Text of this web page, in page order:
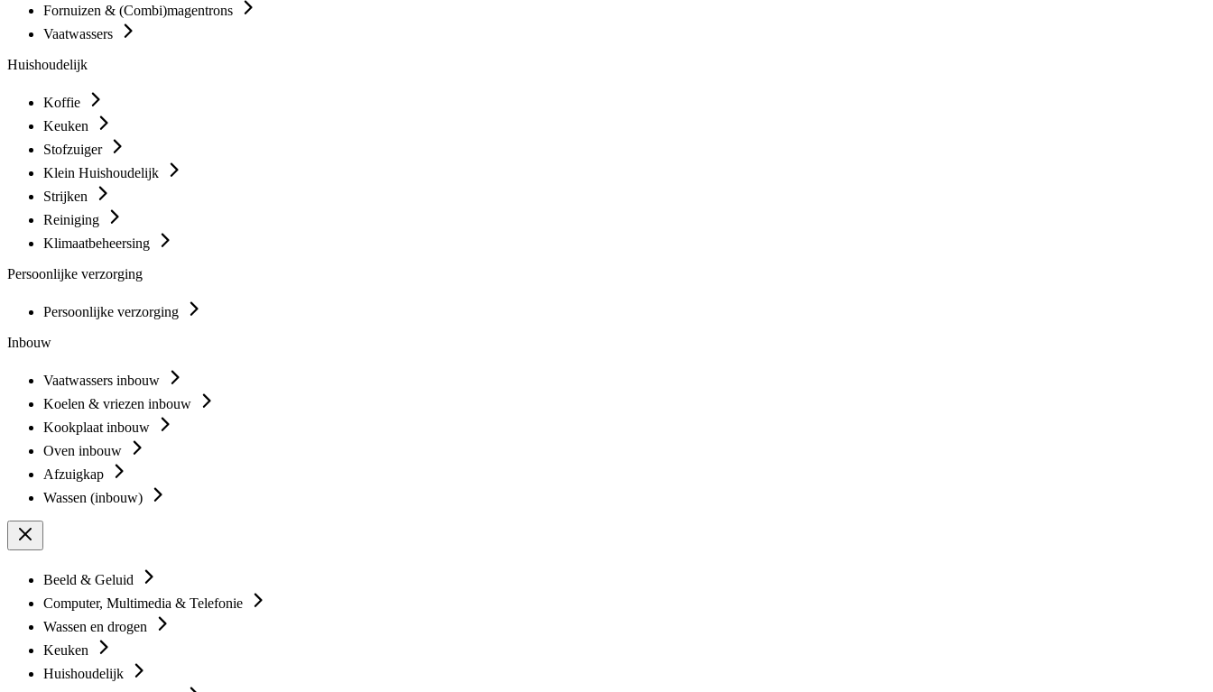
Fornuizen & (Combi)magentrons
Vaatwassers
Huishoudelijk
Koffie
Keuken
Stofzuiger
Klein Huishoudelijk
Strijken
Reiniging
Klimaatbeheersing
Persoonlijke verzorging
Persoonlijke verzorging
Inbouw
Vaatwassers inbouw
Koelen & vriezen inbouw
Kookplaat inbouw
Oven inbouw
Afzuigkap
Wassen (inbouw)
Beeld & Geluid
Computer, Multimedia & Telefonie
Wassen en drogen
Keuken
Huishoudelijk